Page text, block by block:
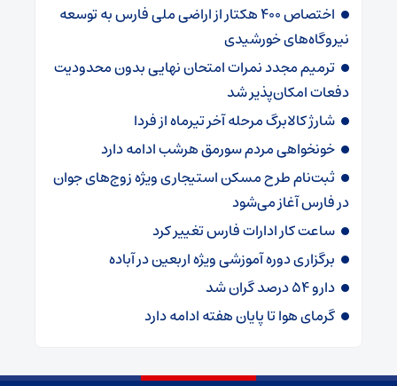
اختصاص ۴۰۰ هکتار از اراضی ملی فارس به توسعه
نیروگاه‌های خورشیدی
ترمیم مجدد نمرات امتحان نهایی بدون محدودیت
دفعات امکان‌پذیر شد
شارژ کالابرگ‌ مرحله آخر تیرماه از فردا
خونخواهی مردم سورمق هرشب ادامه دارد
ثبت‌نام طرح مسکن استیجاری ویژه زوج‌های جوان
در فارس آغاز می‌شود
ساعت کار ادارات فارس تغییر کرد
برگزاری دوره آموزشی ویژه اربعین در آباده
دارو ۵۴ درصد گران شد
گرمای هوا تا پایان هفته ادامه دارد